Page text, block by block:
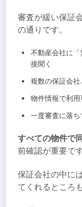
審査が緩い保証
の通りです。
不動産会社に
接聞く
複数の保証会
物件情報で利
一度審査に落
すべての物件で
前確認が重要です
保証会社の中に
てくれるところ